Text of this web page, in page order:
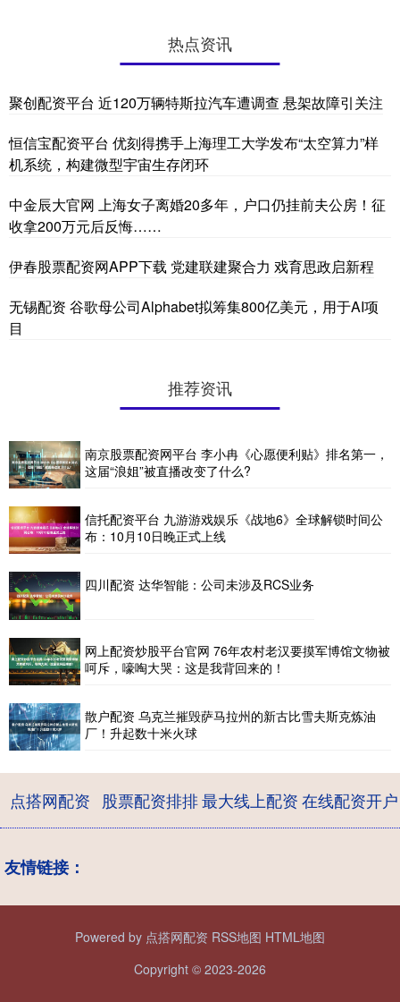
热点资讯
聚创配资平台 近120万辆特斯拉汽车遭调查 悬架故障引关注
恒信宝配资平台 优刻得携手上海理工大学发布“太空算力”样
机系统，构建微型宇宙生存闭环
中金辰大官网 上海女子离婚20多年，户口仍挂前夫公房！征
收拿200万元后反悔……
伊春股票配资网APP下载 党建联建聚合力 戏育思政启新程
无锡配资 谷歌母公司Alphabet拟筹集800亿美元，用于AI项
目
推荐资讯
南京股票配资网平台 李小冉《心愿便利贴》排名第一，
这届“浪姐”被直播改变了什么?
信托配资平台 九游游戏娱乐《战地6》全球解锁时间公
布：10月10日晚正式上线
四川配资 达华智能：公司未涉及RCS业务
网上配资炒股平台官网 76年农村老汉要摸军博馆文物被
呵斥，嚎啕大哭：这是我背回来的！
散户配资 乌克兰摧毁萨马拉州的新古比雪夫斯克炼油
厂！升起数十米火球
点搭网配资 股票配资排排最大线上配资在线配资开户
友情链接：
Powered by 点搭网配资 RSS地图 HTML地图
Copyright © 2023-2026